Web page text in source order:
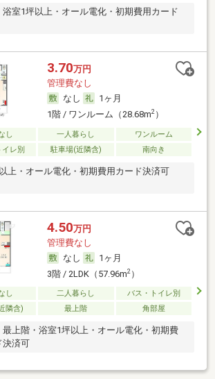
浴室1坪以上・オール電化・初期費用カード
3.70万円
管理費なし
なし
1ヶ月
1階 / ワンルーム（28.68m2）
し 一人暮らし
ワンルーム
イレ別
駐車場(近隣含) 南向き
上・オール電化・初期費用カード決済可
4.50万円
管理費なし
なし
1ヶ月
3階 / 2LDK（57.96m2）
し 二人暮らし
バス・トイレ別
隣含)
最上階 角部屋
最上階・浴室1坪以上・オール電化・初期費
決済可